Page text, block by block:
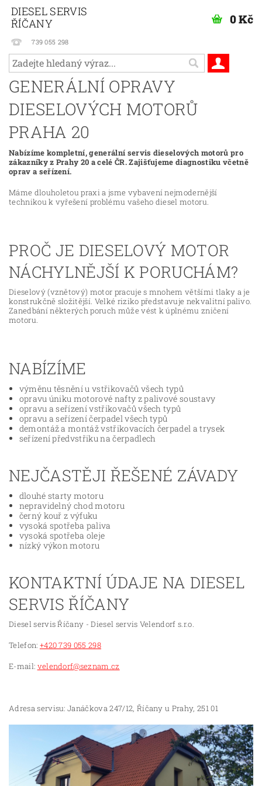
DIESEL SERVIS
ŘÍČANY
739 055 298
0 Kč
GENERÁLNÍ OPRAVY
DIESELOVÝCH MOTORŮ
PRAHA 20
Nabízíme kompletní, generální servis dieselových motorů pro
zákazníky z Prahy 20 a celé ČR. Zajišťujeme diagnostiku včetně
oprav a seřízení.
Máme dlouholetou praxi a jsme vybavení nejmodernější
technikou k vyřešení problému vašeho diesel motoru.
PROČ JE DIESELOVÝ MOTOR
NÁCHYLNĚJŠÍ K PORUCHÁM?
Dieselový (vznětový) motor pracuje s mnohem většími tlaky a je
konstrukčně složitější. Velké riziko představuje nekvalitní palivo.
Zanedbání některých poruch může vést k úplnému zničení
motoru.
NABÍZÍME
výměnu těsnění u vstřikovačů všech typů
opravu úniku motorové nafty z palivové soustavy
opravu a seřízení vstřikovačů všech typů
opravu a seřízení čerpadel všech typů
demontáž a montáž vstřikovacích čerpadel a trysek
seřízení předvstřiku na čerpadlech
NEJČASTĚJI ŘEŠENÉ ZÁVADY
dlouhé starty motoru
nepravidelný chod motoru
černý kouř z výfuku
vysoká spotřeba paliva
vysoká spotřeba oleje
nízký výkon motoru
KONTAKTNÍ ÚDAJE NA DIESEL
SERVIS ŘÍČANY
Diesel servis Říčany - Diesel servis Velendorf s.r.o.
Telefon: +420 739 055 298
E-mail: velendorf@seznam.cz
Adresa servisu: Janáčkova 247/12, Říčany u Prahy, 251 01